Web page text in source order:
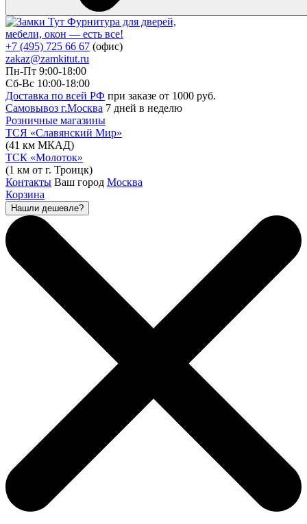
Фурнитура для дверей,
мебели, окон — есть все!
+7 (495) 725 66 67 (офис)
zakaz@zamkitut.ru
Пн-Пт 9:00-18:00
Сб-Вс 10:00-18:00
Доставка по всей РФ при заказе от 1000 руб.
Самовывоз г.Москва 7 дней в неделю
Розничные магазины
ТСЯ «Славянский Мир»
(41 км МКАД)
ТСК «Молоток»
(1 км от г. Троицк)
Контакты Ваш город Москва
Корзина
Нашли дешевле?